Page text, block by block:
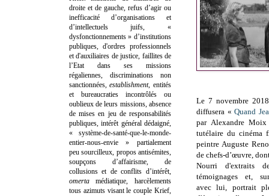
Le 7 novembre
diffusera «Quand
par Alexandre
tutélaire du cinéma
peintre Auguste
de chefs-d’œuvre,
Nourri d'extraits
témoignages et,
avec lui, portrait
droite et de gauche, refus d’agir ou
inefficacité d’organisations et
d’intellectuels juifs, «
dysfonctionnements » d’institutions
publiques, d'ordres professionnels
et d'auxiliaires de justice, faillites de
l’Etat dans ses missions
régaliennes, discriminations non
sanctionnées,establishment, entités
et bureaucraties incontrôlés ou
oublieux de leurs missions, absence
de mises en jeu de responsabilités
publiques, intérêt général dédaigné,
« système-de-santé-que-le-monde-
entier-nous-envie » partialement
peu sourcilleux, propos antisémites,
soupçons d’affairisme, de
collusions et de conflits d’intérêt,
omertamédiatique, harcèlements
tous azimuts visant le couple Krief,